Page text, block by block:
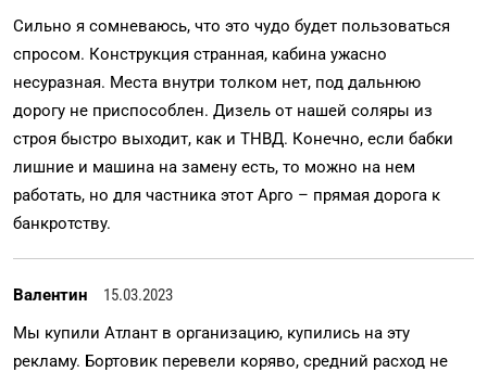
Сильно я сомневаюсь, что это чудо будет пользоваться
спросом. Конструкция странная, кабина ужасно
несуразная. Места внутри толком нет, под дальнюю
дорогу не приспособлен. Дизель от нашей соляры из
строя быстро выходит, как и ТНВД. Конечно, если бабки
лишние и машина на замену есть, то можно на нем
работать, но для частника этот Арго – прямая дорога к
банкротству.
Валентин
15.03.2023
Мы купили Атлант в организацию, купились на эту
рекламу. Бортовик перевели коряво, средний расход не